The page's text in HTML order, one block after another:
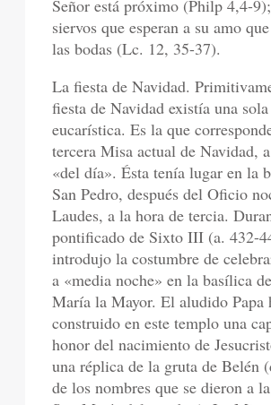
Señor está próximo (Philp 4,4-
siervos que esperan a su amo
las bodas (Lc. 12, 35-37).
La fiesta de Navidad.
fiesta de Navidad existía una
eucarística. Es la que
tercera Misa actual de Navidad,
«del día». Ésta tenía lugar en la
San Pedro, después del Oficio
Laudes, a la hora de tercia.
pontificado de Sixto III (a. 432-
introdujo la costumbre de
a «media noche» en la basílica
María la Mayor. El aludido Papa
construido en este templo una
honor del nacimiento de
una réplica de la gruta de Belén
de los nombres que se dieron a